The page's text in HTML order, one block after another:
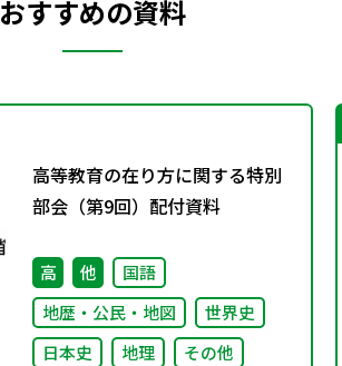
おすすめの資料
高等教育の在り方に関する特別
部会（第9回）配付資料
高 他
国語
地歴・公民・地図
世界史
日本史
地理 その他